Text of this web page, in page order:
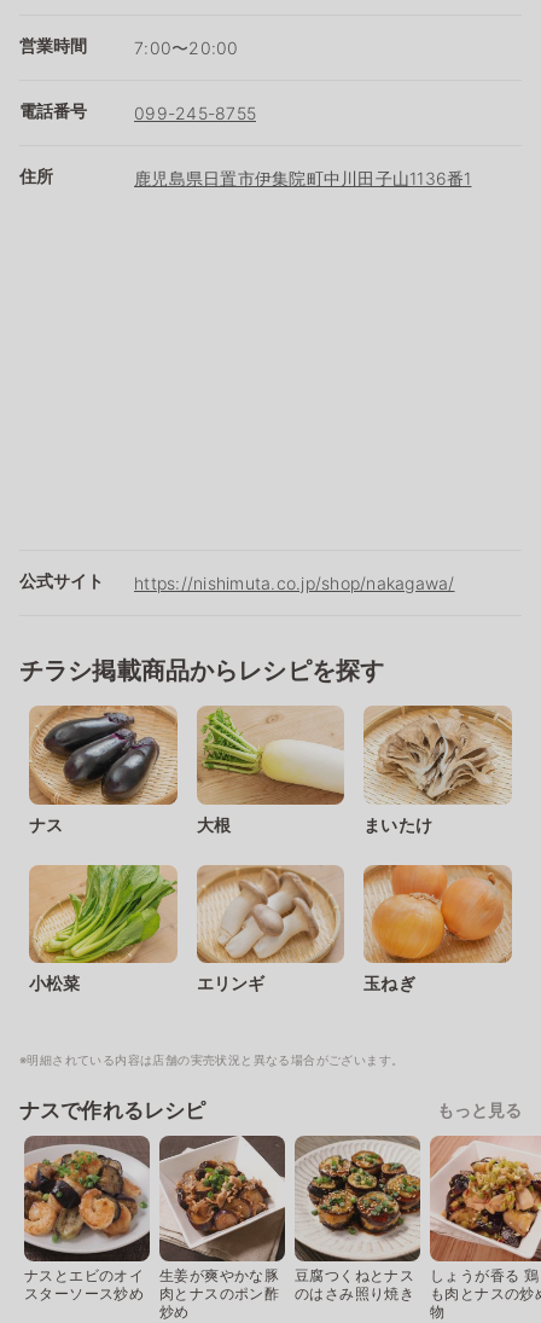
営業時間 7:00〜20:00
電話番号 099-245-8755
住所 鹿児島県日置市伊集院町中川田子山1136番1
公式サイト https://nishimuta.co.jp/shop/nakagawa/
チラシ掲載商品からレシピを探す
ナス 大根 まいたけ
小松菜 エリンギ 玉ねぎ
※明細されている内容は店舗の実売状況と異なる場合がございます。
ナスで作れるレシピ もっと見る
ナスとエビのオイ
スターソース炒め
生姜が爽やかな豚
肉とナスのポン酢
炒め
豆腐つくねとナス
のはさみ照り焼き
しょうが香る
も肉とナスの炒
物